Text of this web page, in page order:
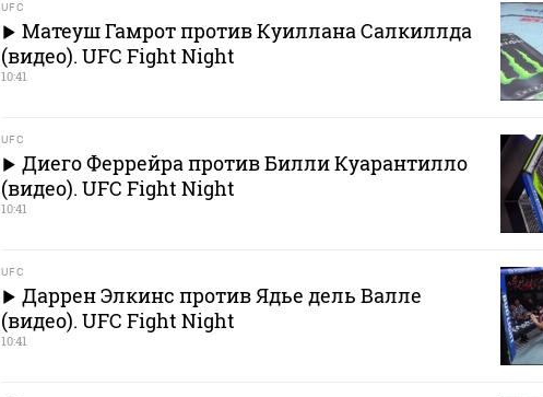
UFC
Матеуш Гамрот против Куиллана Салкиллда
(видео). UFC Fight Night
10:41
UFC
Диего Феррейра против Билли Куарантилло
(видео). UFC Fight Night
10:41
UFC
Даррен Элкинс против Ядье дель Валле
(видео). UFC Fight Night
10:41